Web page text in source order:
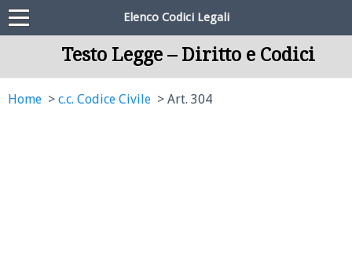
Elenco Codici Legali
Testo Legge – Diritto e Codici
Home c.c. Codice Civile Art. 304